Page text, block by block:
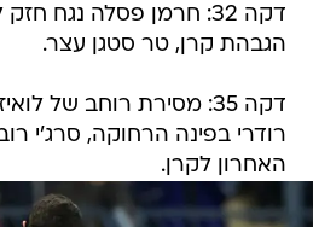
דקה 32: חרמן פסלה נגח
הגבהת קרן, טר סטגן עצר.
דקה 35: מסירת רוחב של
רודרי בפינה הרחוקה, סרג'י
האחרון לקרן.